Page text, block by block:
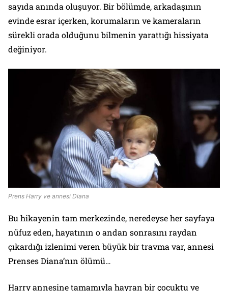
sayıda anında oluşuyor. Bir bölümde, arkadaşının
evinde esrar içerken, korumaların ve kameraların
sürekli orada olduğunu bilmenin yarattığı hissiyata
değiniyor.
Prens Harry ve annesi Diana
Bu hikayenin tam merkezinde, neredeyse her sayfaya
nüfuz eden, hayatının o andan sonrasını raydan
çıkardığı izlenimi veren büyük bir travma var, annesi
Prenses Diana’nın ölümü…
Harry annesine tamamıyla hayran bir çocuktu ve